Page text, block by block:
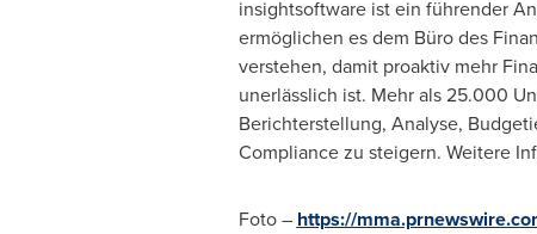
insightsoftware ist ein führender
ermöglichen es dem Büro des
verstehen, damit proaktiv mehr
unerlässlich ist. Mehr als 25.000
Berichterstellung, Analyse,
Compliance zu steigern. Weitere
Foto – https://